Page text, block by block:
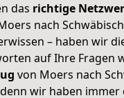
das richtige
nach
– haben wir
auf Ihre Fragen
von Moers nach
wir haben